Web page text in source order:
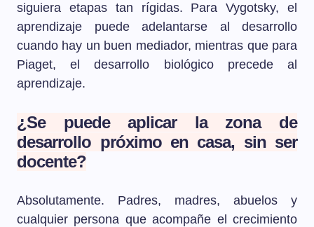
siguiera etapas tan rígidas. Para Vygotsky, el
aprendizaje puede adelantarse al desarrollo
cuando hay un buen mediador, mientras que para
Piaget, el desarrollo biológico precede al
aprendizaje.
¿Se puede aplicar la zona de
desarrollo próximo en casa, sin ser
docente?
Absolutamente. Padres, madres, abuelos y
cualquier persona que acompañe el crecimiento